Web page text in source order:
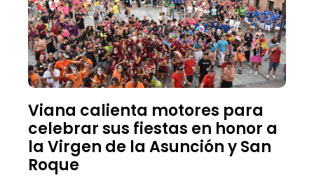
Viana calienta motores para
celebrar sus fiestas en honor a
la Virgen de la Asunción y San
Roque